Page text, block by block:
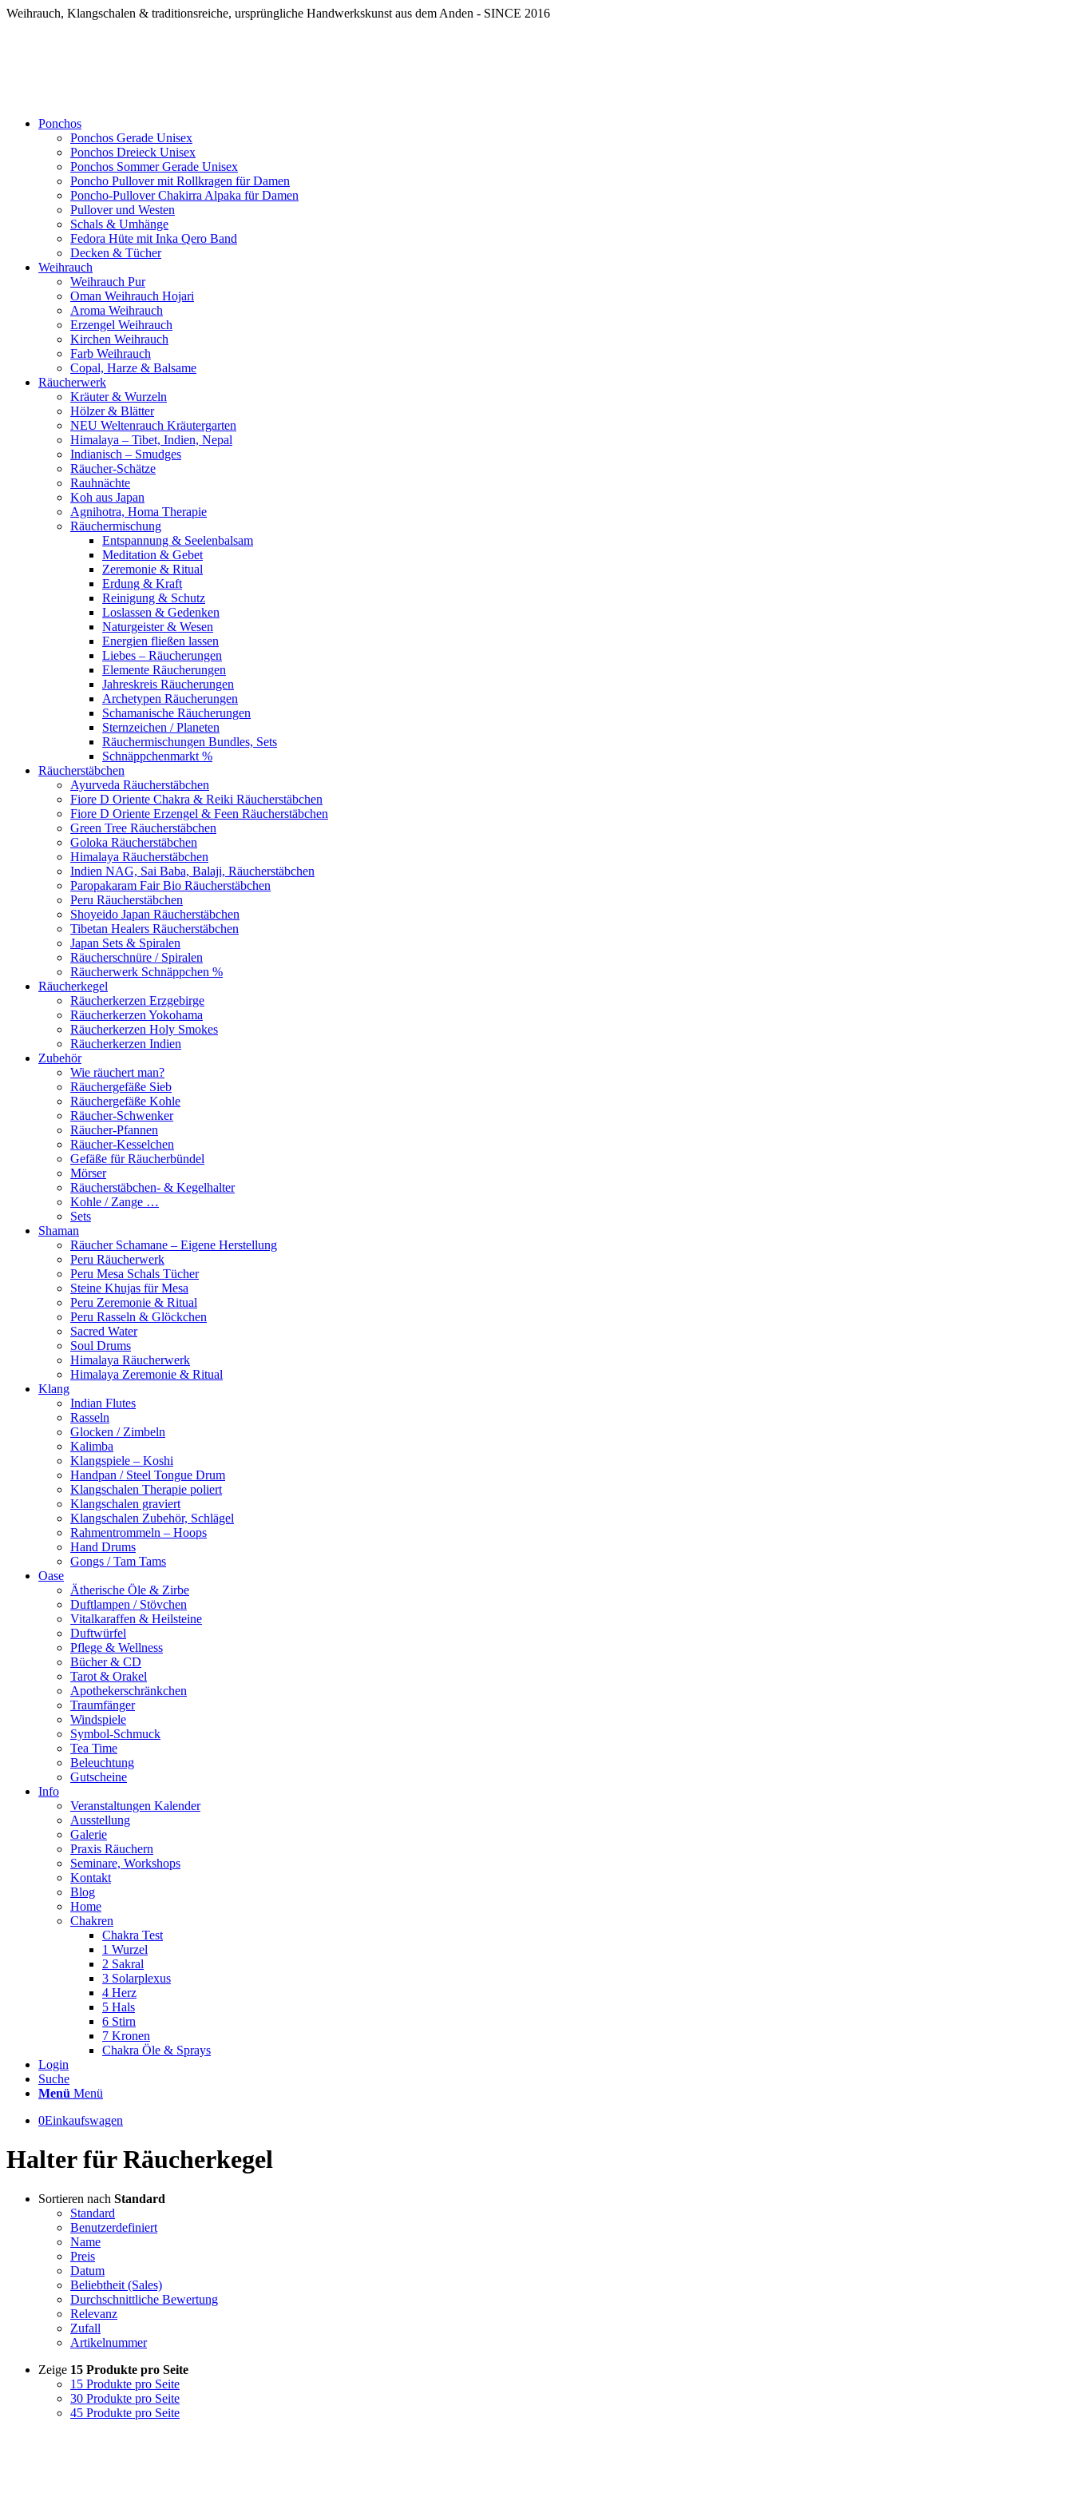
Weihrauch, Klangschalen & traditionsreiche, ursprüngliche Handwerkskunst aus dem Anden - SINCE 2016
Ponchos
Ponchos Gerade Unisex
Ponchos Dreieck Unisex
Ponchos Sommer Gerade Unisex
Poncho Pullover mit Rollkragen für Damen
Poncho-Pullover Chakirra Alpaka für Damen
Pullover und Westen
Schals & Umhänge
Fedora Hüte mit Inka Qero Band
Decken & Tücher
Weihrauch
Weihrauch Pur
Oman Weihrauch Hojari
Aroma Weihrauch
Erzengel Weihrauch
Kirchen Weihrauch
Farb Weihrauch
Copal, Harze & Balsame
Räucherwerk
Kräuter & Wurzeln
Hölzer & Blätter
NEU Weltenrauch Kräutergarten
Himalaya – Tibet, Indien, Nepal
Indianisch – Smudges
Räucher-Schätze
Rauhnächte
Koh aus Japan
Agnihotra, Homa Therapie
Räuchermischung
Entspannung & Seelenbalsam
Meditation & Gebet
Zeremonie & Ritual
Erdung & Kraft
Reinigung & Schutz
Loslassen & Gedenken
Naturgeister & Wesen
Energien fließen lassen
Liebes – Räucherungen
Elemente Räucherungen
Jahreskreis Räucherungen
Archetypen Räucherungen
Schamanische Räucherungen
Sternzeichen / Planeten
Räuchermischungen Bundles, Sets
Schnäppchenmarkt %
Räucherstäbchen
Ayurveda Räucherstäbchen
Fiore D Oriente Chakra & Reiki Räucherstäbchen
Fiore D Oriente Erzengel & Feen Räucherstäbchen
Green Tree Räucherstäbchen
Goloka Räucherstäbchen
Himalaya Räucherstäbchen
Indien NAG, Sai Baba, Balaji, Räucherstäbchen
Paropakaram Fair Bio Räucherstäbchen
Peru Räucherstäbchen
Shoyeido Japan Räucherstäbchen
Tibetan Healers Räucherstäbchen
Japan Sets & Spiralen
Räucherschnüre / Spiralen
Räucherwerk Schnäppchen %
Räucherkegel
Räucherkerzen Erzgebirge
Räucherkerzen Yokohama
Räucherkerzen Holy Smokes
Räucherkerzen Indien
Zubehör
Wie räuchert man?
Räuchergefäße Sieb
Räuchergefäße Kohle
Räucher-Schwenker
Räucher-Pfannen
Räucher-Kesselchen
Gefäße für Räucherbündel
Mörser
Räucherstäbchen- & Kegelhalter
Kohle / Zange …
Sets
Shaman
Räucher Schamane – Eigene Herstellung
Peru Räucherwerk
Peru Mesa Schals Tücher
Steine Khujas für Mesa
Peru Zeremonie & Ritual
Peru Rasseln & Glöckchen
Sacred Water
Soul Drums
Himalaya Räucherwerk
Himalaya Zeremonie & Ritual
Klang
Indian Flutes
Rasseln
Glocken / Zimbeln
Kalimba
Klangspiele – Koshi
Handpan / Steel Tongue Drum
Klangschalen Therapie poliert
Klangschalen graviert
Klangschalen Zubehör, Schlägel
Rahmentrommeln – Hoops
Hand Drums
Gongs / Tam Tams
Oase
Ätherische Öle & Zirbe
Duftlampen / Stövchen
Vitalkaraffen & Heilsteine
Duftwürfel
Pflege & Wellness
Bücher & CD
Tarot & Orakel
Apothekerschränkchen
Traumfänger
Windspiele
Symbol-Schmuck
Tea Time
Beleuchtung
Gutscheine
Info
Veranstaltungen Kalender
Ausstellung
Galerie
Praxis Räuchern
Seminare, Workshops
Kontakt
Blog
Home
Chakren
Chakra Test
1 Wurzel
2 Sakral
3 Solarplexus
4 Herz
5 Hals
6 Stirn
7 Kronen
Chakra Öle & Sprays
Login
Suche
Menü Menü
0Einkaufswagen
Halter für Räucherkegel
Sortieren nach Standard
Standard
Benutzerdefiniert
Name
Preis
Datum
Beliebtheit (Sales)
Durchschnittliche Bewertung
Relevanz
Zufall
Artikelnummer
Zeige 15 Produkte pro Seite
15 Produkte pro Seite
30 Produkte pro Seite
45 Produkte pro Seite